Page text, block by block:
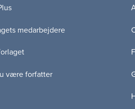
medarbejdere
være forfatter